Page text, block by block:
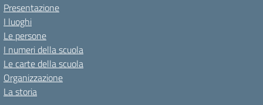
Presentazione
I luoghi
Le persone
I numeri della scuola
Le carte della scuola
Organizzazione
La storia